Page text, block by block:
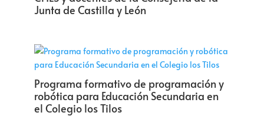
Junta de Castilla y León
Programa formativo de programación y
robótica para Educación Secundaria en
el Colegio los Tilos